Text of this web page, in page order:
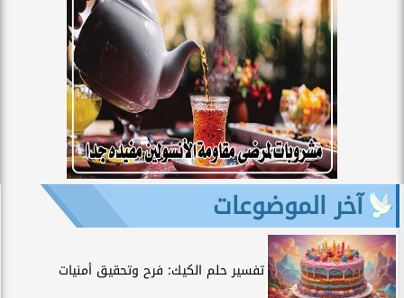
آخر الموضوعات
تفسير حلم الكيك: فرح وتحقيق أمنيات